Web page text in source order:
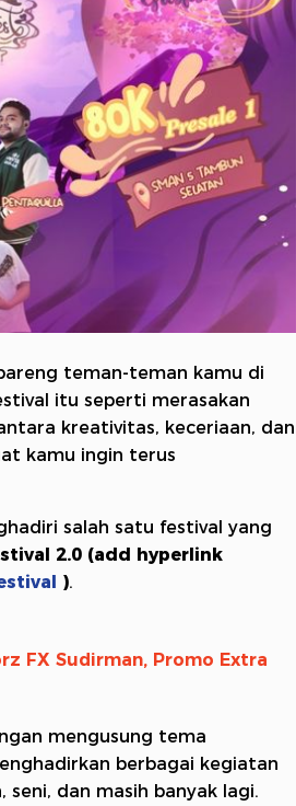
teman-teman kamu di
itu seperti merasakan
kreativitas, keceriaan, dan
kamu ingin terus
salah satu festival yang
2.0 (add hyperlink
).
FX Sudirman, Promo Extra
mengusung tema
berbagai kegiatan
dan masih banyak lagi.